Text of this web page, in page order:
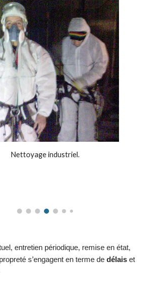
Nettoyage industriel.
entretien périodique, remise en état,
s’engagent en terme dedélais et